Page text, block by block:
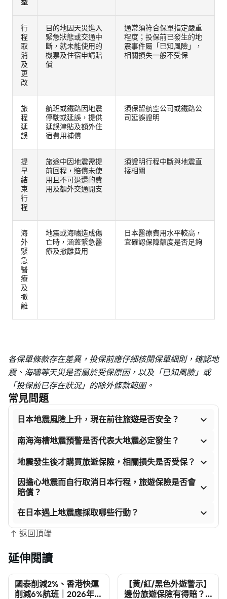
型
行
程
取
消
及
更
改
目的地因天災進入
緊急狀態或交通中
斷，就未能使用的
機票及住宿申請賠
償
通常須符合保單指定嚴重
程度；投保前已發生的地
震事件屬「已知風險」，
相關損失一般不受保
旅
程
延
誤
航班或鐵路因地震
停駛或延誤，提供
延誤津貼及額外住
宿費用補償
須保留航空公司或鐵路公
司延誤證明
提
早
結
束
行
程
旅途中因地震需提
前回程，賠償未使
用且不可退還的費
用及額外交通開支
須證明行程中斷與地震直
接相關
海
外
緊
急
醫
療
及
撤
離
地震或海嘯造成傷
亡時，涵蓋緊急醫
療及撤離費用
日本醫療費用水平較高，
宜確認保障額度是否足夠
各保單條款存在差異，投保前應仔細核閱保單細則，確認地
震、海嘯等天災是否屬於受保原因，以及「已知風險」或
「投保前已存在狀況」的除外條款範圍。
常見問題
日本地震風險上升，現在前往旅遊是否安全？ 
南海海槽地震預警是否代表大地震必定發生？ 
地震發生後才購買旅遊保險，相關損失是否受保？ 
因擔心地震而自行取消日本行程，旅遊保險是否會
賠償？

在日本遇上地震應採取哪些行動？ 
返回頂端
延伸閱讀
國泰削減2%、香港快運
削減6%航班｜2026年5
【黃/紅/黑色外遊警示】
邊份旅遊保險有得賠？